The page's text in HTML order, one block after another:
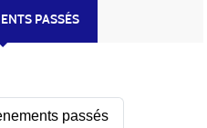
PASSÉS
passés